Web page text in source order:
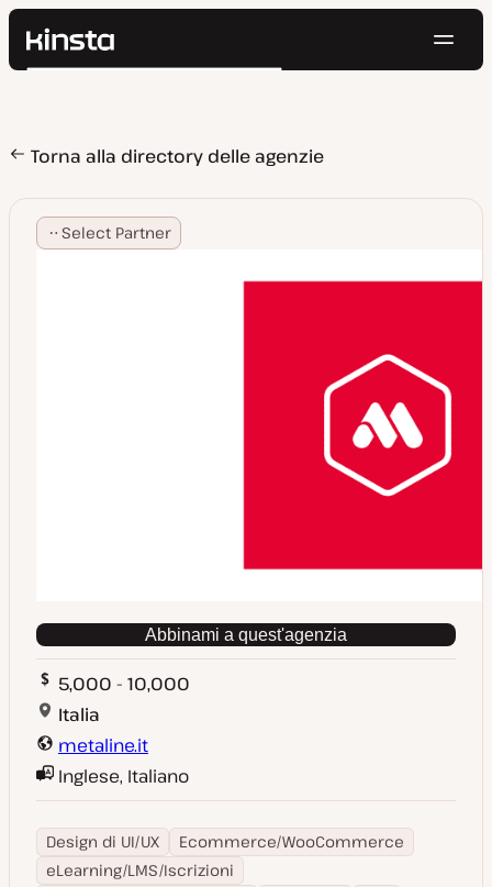
Kinsta®
Prezzi
Contatti
Cerca
Torna alla directory delle agenzie
Select Partner
Abbinami a quest'agenzia
5,000 - 10,000
Italia
metaline.it
Inglese, Italiano
Design di UI/UX
Ecommerce/WooCommerce
eLearning/LMS/Iscrizioni